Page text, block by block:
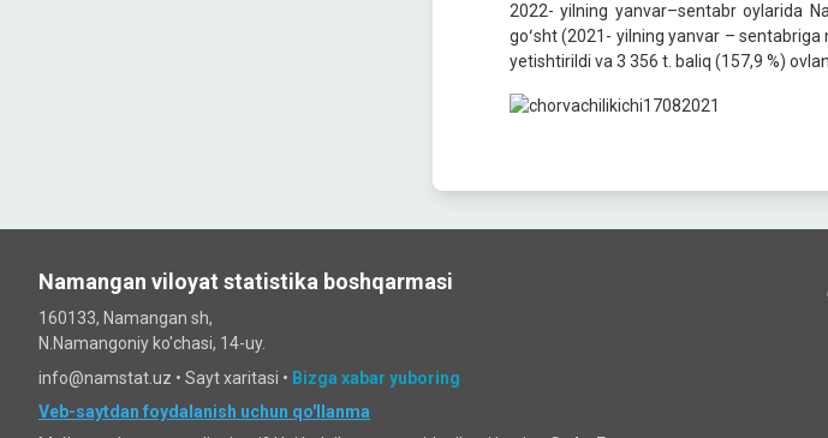
2022- yilning yanvar–sentabr oylarida
goʻsht (2021- yilning yanvar –
yetishtirildi va 3 356 t. baliq (157,9 %)
Namangan viloyat statistika boshqarmasi
160133, Namangan sh,
N.Namangoniy ko'chasi, 14-uy.
info@namstat.uz • Sayt xaritasi • Bizga xabar yuboring
Veb-saytdan foydalanish uchun qo'llanma